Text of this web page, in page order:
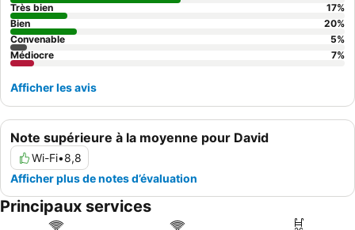
chambre donnant sur le jardin.
Note supérieure à la moyenne pour David
Wi-Fi•8,8
Afficher plus de notes d’évaluation
Très bien
17%
Bien
20%
Convenable
5%
Médiocre
7%
Afficher les avis
Principaux services